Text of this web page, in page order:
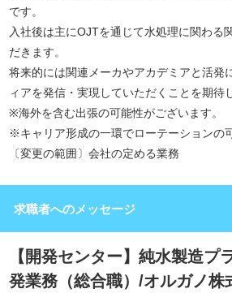
です。
入社後は主にOJTを通じて水処理に関わる
だきます。
将来的には関連メーカやアカデミアと活発
ィアを発信・実現していただくことを期待
※海外を含む出張の可能性がございます。
※キャリア形成の一環でローテーションの
〔変更の範囲〕会社の定める業務
求職者へのメッセージ
【開発センター】純水製造プ
発業務（総合職）/オルガノ株